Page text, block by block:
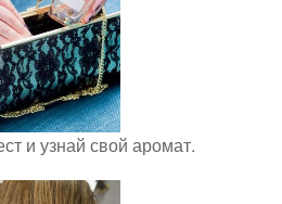
и узнай свой аромат.